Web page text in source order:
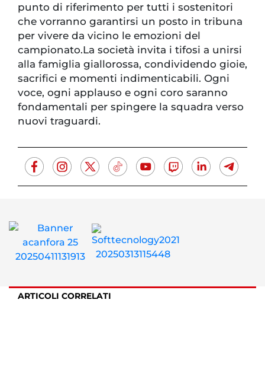
punto di riferimento per tutti i sostenitori
che vorranno garantirsi un posto in tribuna
per vivere da vicino le emozioni del
campionato.La società invita i tifosi a unirsi
alla famiglia giallorossa, condividendo gioie,
sacrifici e momenti indimenticabili. Ogni
voce, ogni applauso e ogni coro saranno
fondamentali per spingere la squadra verso
nuovi traguardi.
ARTICOLI CORRELATI